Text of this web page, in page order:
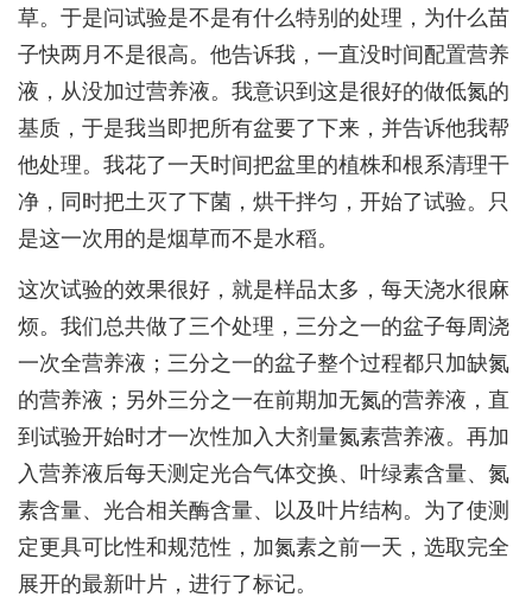
草。于是问试验是不是有什么特别的处理，为什么苗
子快两月不是很高。他告诉我，一直没时间配置营养
液，从没加过营养液。我意识到这是很好的做低氮的
基质，于是我当即把所有盆要了下来，并告诉他我帮
他处理。我花了一天时间把盆里的植株和根系清理干
净，同时把土灭了下菌，烘干拌匀，开始了试验。只
是这一次用的是烟草而不是水稻。
这次试验的效果很好，就是样品太多，每天浇水很麻
烦。我们总共做了三个处理，三分之一的盆子每周浇
一次全营养液；三分之一的盆子整个过程都只加缺氮
的营养液；另外三分之一在前期加无氮的营养液，直
到试验开始时才一次性加入大剂量氮素营养液。再加
入营养液后每天测定光合气体交换、叶绿素含量、氮
素含量、光合相关酶含量、以及叶片结构。为了使测
定更具可比性和规范性，加氮素之前一天，选取完全
展开的最新叶片，进行了标记。